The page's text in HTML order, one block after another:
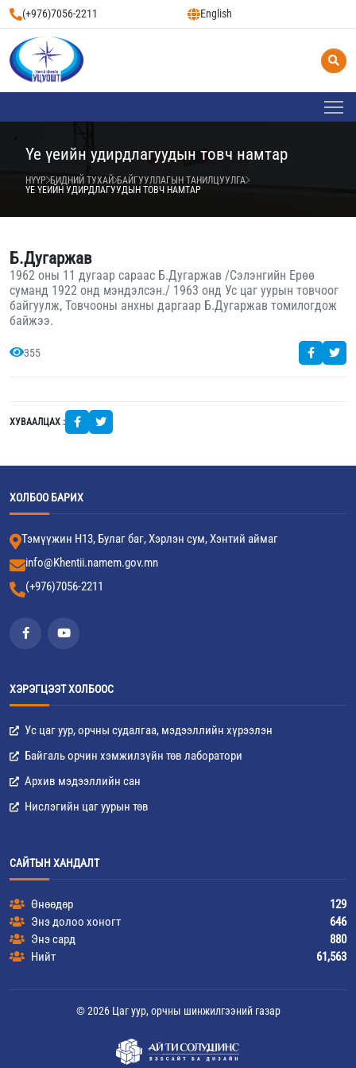
(+976)7056-2211 English
Үе үеийн удирдлагуудын товч намтар
НҮҮР БИДНИЙ ТУХАЙ БАЙГУУЛЛАГЫН ТАНИЛЦУУЛГА
ҮЕ ҮЕИЙН УДИРДЛАГУУДЫН ТОВЧ НАМТАР
Б.Дугаржав
1962 оны 11 дугаар сараас Б.Дугаржав /Сэлэнгийн Ерөө
суманд 1922 онд мэндэлсэн./ 1963 онд Ус цаг уурын товчоог
байгуулж, Товчооны анхны даргаар Б.Дугаржав томилогдож
байжээ.
355
ХУВААЛЦАХ :
ХОЛБОО БАРИХ
Тэмүүжин Н13, Булаг баг, Хэрлэн сум, Хэнтий аймаг
info@Khentii.namem.gov.mn
(+976)7056-2211
ХЭРЭГЦЭЭТ ХОЛБООС
Ус цаг уур, орчны судалгаа, мэдээллийн хүрээлэн
Байгаль орчин хэмжилзүйн төв лаборатори
Архив мэдээллийн сан
Нислэгийн цаг уурын төв
САЙТЫН ХАНДАЛТ
Өнөөдөр
129
Энэ долоо хоногт
646
Энэ сард
880
Нийт
61,563
© 2026 Цаг уур, орчны шинжилгээний газар